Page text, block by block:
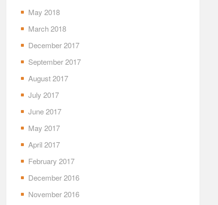
May 2018
March 2018
December 2017
September 2017
August 2017
July 2017
June 2017
May 2017
April 2017
February 2017
December 2016
November 2016